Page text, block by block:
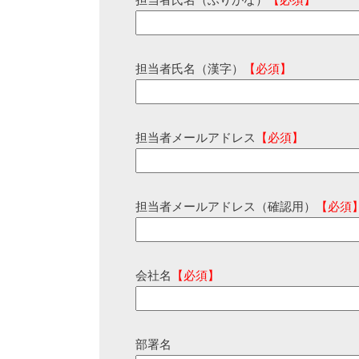
担当者氏名（漢字） 【必須】
担当者メールアドレス 【必須】
担当者メールアドレス（確認用） 【必須
会社名 【必須】
部署名